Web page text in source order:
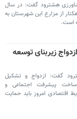
هشترود گفت: در سال
از مزارع این شهرستان به
است.
زیربنای توسعه
گفت: ازدواج و تشکیل
پیشرفت اجتماعی و
اقتصادی امروز باید حمایت